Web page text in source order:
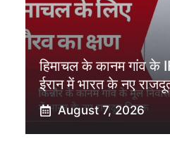
हिमाचल के कानम गांव के
ईरान में भारत के नए
August 7, 2026